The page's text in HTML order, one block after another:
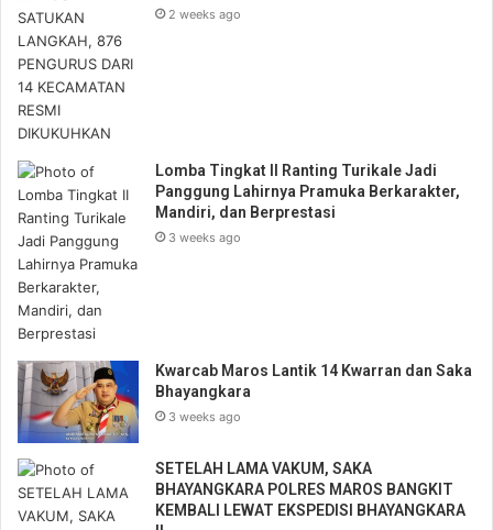
2 weeks ago
Lomba Tingkat II Ranting Turikale Jadi
Panggung Lahirnya Pramuka Berkarakter,
Mandiri, dan Berprestasi
3 weeks ago
Kwarcab Maros Lantik 14 Kwarran dan Saka
Bhayangkara
3 weeks ago
SETELAH LAMA VAKUM, SAKA
BHAYANGKARA POLRES MAROS BANGKIT
KEMBALI LEWAT EKSPEDISI BHAYANGKARA